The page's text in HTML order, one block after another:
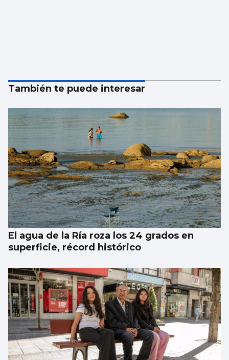
También te puede interesar
El agua de la Ría roza los 24 grados en
superficie, récord histórico